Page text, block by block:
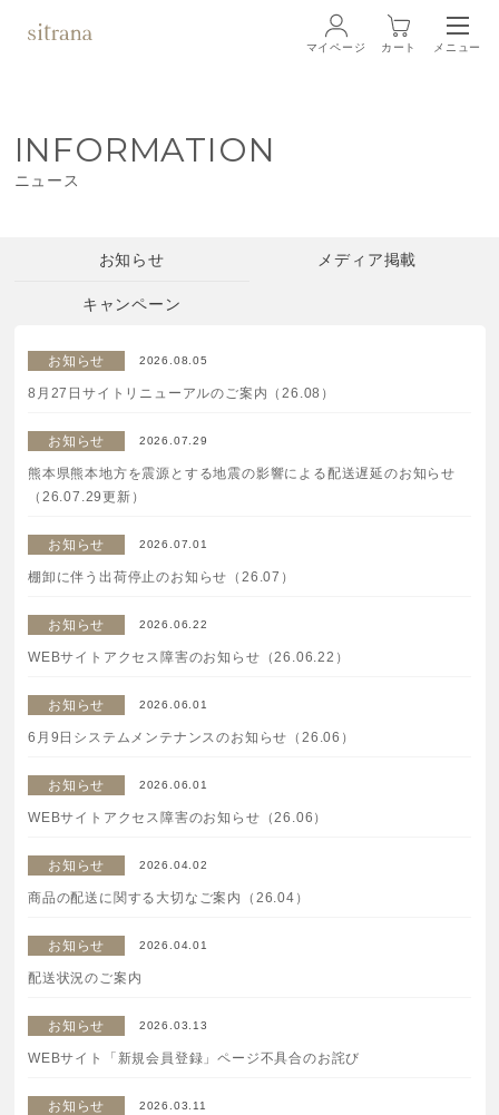
ブランド BRAND
ローション
マスク・スペシャルケア
ボディケア
化粧下地
サービス SERVICE
定期便サービスのご案内
よくあるお問い合せ
ギフトラッピングサービス
特集一覧 SPECIAL
マイページ カート メニュー
INFORMATION
ニュース
お知らせ メディア掲載
キャンペーン
お知らせ 2026.08.05
8月27日サイトリニューアルのご案内（26.08）
お知らせ 2026.07.29
熊本県熊本地方を震源とする地震の影響による配送遅延のお知らせ
（26.07.29更新）
お知らせ 2026.07.01
棚卸に伴う出荷停止のお知らせ（26.07）
お知らせ 2026.06.22
WEBサイトアクセス障害のお知らせ（26.06.22）
お知らせ 2026.06.01
6月9日システムメンテナンスのお知らせ（26.06）
お知らせ 2026.06.01
WEBサイトアクセス障害のお知らせ（26.06）
お知らせ 2026.04.02
商品の配送に関する大切なご案内（26.04）
お知らせ 2026.04.01
配送状況のご案内
お知らせ 2026.03.13
WEBサイト「新規会員登録」ページ不具合のお詫び
お知らせ 2026.03.11